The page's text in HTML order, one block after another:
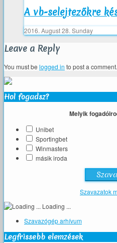
A vb-selejtezőkre
2016. August 28. Sunday
Leave a Reply
You must be logged in to post a comment.
Hol fogadsz?
Melyik
Unibet
Sportingbet
Winmasters
másik iroda
Szavazatok
Loading ...
Szavazógép arhívum
Legfrissebb elemzések